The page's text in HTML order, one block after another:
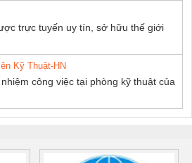
trực tuyến uy tín, sở hữu thế giới
Kỹ Thuật-HN
công việc tại phòng kỹ thuật của